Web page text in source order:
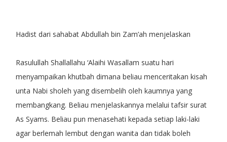
Hadist dari sahabat Abdullah bin Zam’ah menjelaskan
Rasulullah Shallallahu ‘Alaihi Wasallam suatu hari
menyampaikan khutbah dimana beliau menceritakan kisah
unta Nabi sholeh yang disembelih oleh kaumnya yang
membangkang. Beliau menjelaskannya melalui tafsir surat
As Syams. Beliau pun menasehati kepada setiap laki-laki
agar berlemah lembut dengan wanita dan tidak boleh